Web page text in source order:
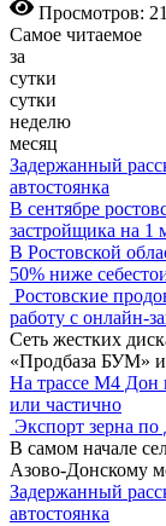
Просмотров:
Самое читаемое
за
сутки
сутки
неделю
месяц
Задержанный
автостоянка
В сентябре
застройщика на 1
В Ростовской
50% ниже
Ростовские
работу с онлайн-
Сеть жестких
«Продбаза БУМ» и
На трассе М4 Дон
или частично
Экспорт зерна по
В самом начале
Азово-Донскому
Задержанный
автостоянка